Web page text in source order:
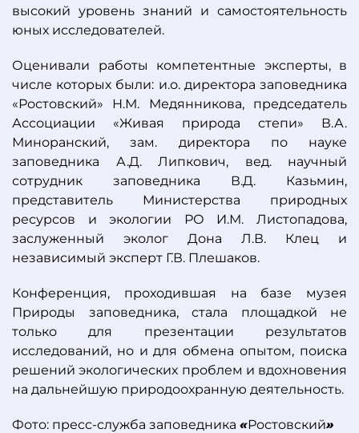
высокий уровень знаний и самостоятельность
юных исследователей.
Оценивали работы компетентные эксперты, в
числе которых были: и.о. директора заповедника
«Ростовский» Н.М. Медянникова, председатель
Ассоциации «Живая природа степи» В.А.
Миноранский, зам. директора по науке
заповедника А.Д. Липкович, вед. научный
сотрудник заповедника В.Д. Казьмин,
представитель Министерства природных
ресурсов и экологии РО И.М. Листопадова,
заслуженный эколог Дона Л.В. Клец и
независимый эксперт Г.В. Плешаков.
Конференция, проходившая на базе музея
Природы заповедника, стала площадкой не
только для презентации результатов
исследований, но и для обмена опытом, поиска
решений экологических проблем и вдохновения
на дальнейшую природоохранную деятельность.
Фото: пресс-служба заповедника «Ростовский»